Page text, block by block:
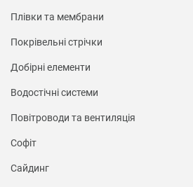
Плівки та мембрани
Покрівельні стрічки
Добірні елементи
Водостічні системи
Повітроводи та вентиляція
Софіт
Сайдинг